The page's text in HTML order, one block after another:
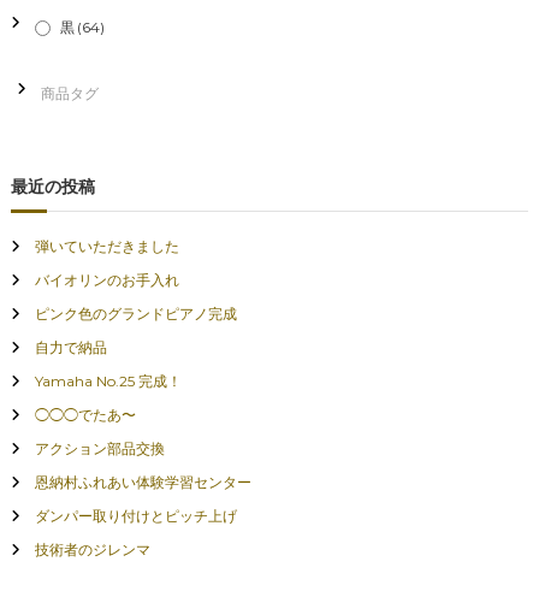
黒 (64)
最近の投稿
弾いていただきました
バイオリンのお手入れ
ピンク色のグランドピアノ完成
自力で納品
Yamaha No.25 完成！
◯◯◯でたあ〜
アクション部品交換
恩納村ふれあい体験学習センター
ダンパー取り付けとピッチ上げ
技術者のジレンマ